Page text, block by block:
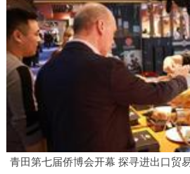
青田第七届侨博会开幕 探寻进出口贸